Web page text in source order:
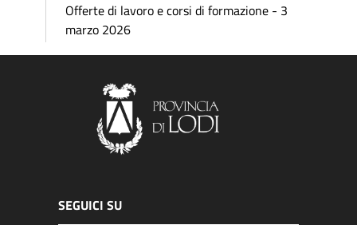
Offerte di lavoro e corsi di formazione - 3
marzo 2026
SEGUICI SU